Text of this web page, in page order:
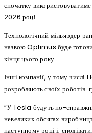
спочатку
2026 році.
Технологічний мільярдер
назвою Optimus буде
кінця цього року.
Інші компанії, у тому
розробляють своїх роботів-
“У Tesla будуть по-
невеликих обсягах
наступному році і,